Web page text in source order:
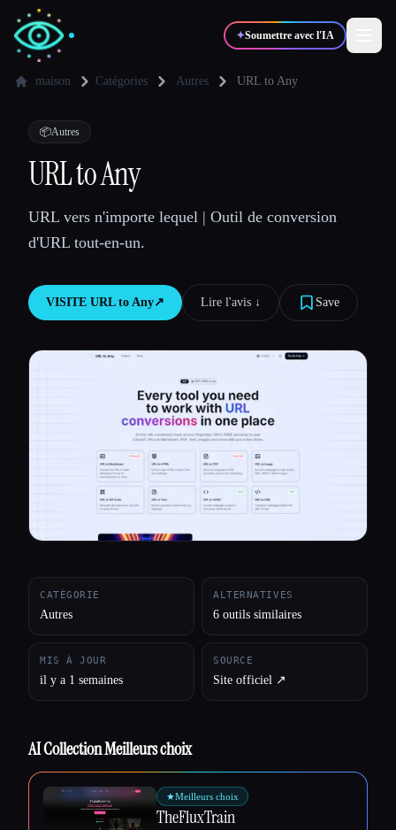
✦Soumettre avec l'IA
✍️Auteurs
💻
🎓Étudiants
Toutes les catégories
Esc
maison Catégories Autres URL to Any
📦Autres
URL to Any
URL vers n'importe lequel | Outil de conversion
d'URL tout-en-un.
VISITE URL to Any↗︎ Lire l'avis ↓︎ Save
CATÉGORIE
Autres
ALTERNATIVES
6 outils similaires
MIS À JOUR
il y a 1 semaines
SOURCE
Site officiel ↗︎
AI Collection Meilleurs choix
★Meilleurs choix
TheFluxTrain